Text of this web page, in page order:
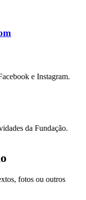
e Instagram.
da Fundação.
fotos ou outros